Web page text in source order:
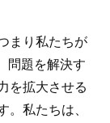
まり私たちが
問題を解決す
を拡大させる
私たちは、